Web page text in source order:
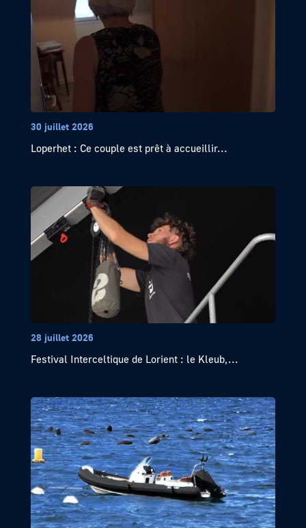
30 juillet 2026
Loperhet : Ce couple est prêt à accueillir...
28 juillet 2026
Festival Interceltique de Lorient : le Kleub,...